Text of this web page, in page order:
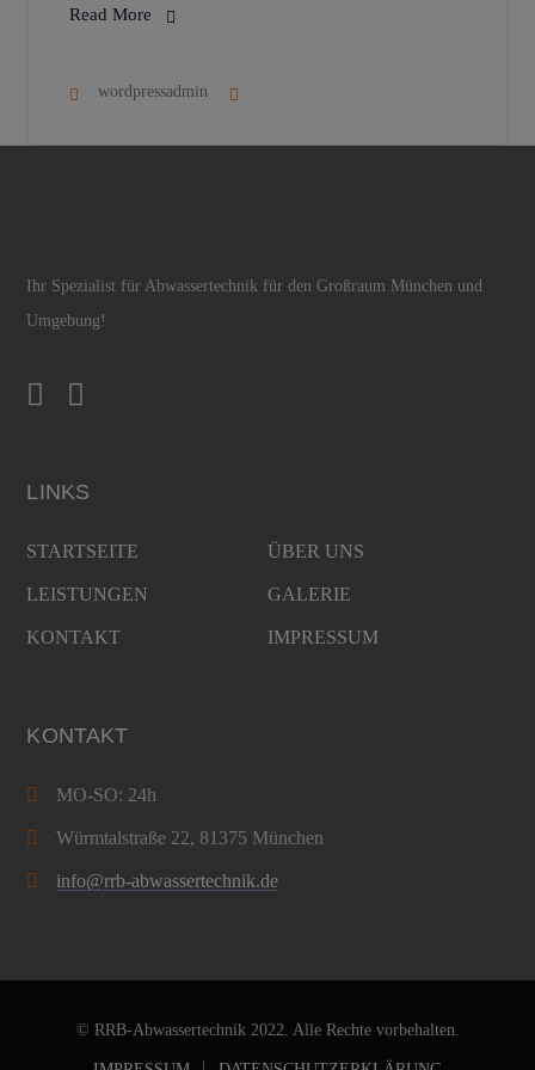
Read More
wordpressadmin
Ihr Spezialist für Abwassertechnik für den Großraum München und
Umgebung!
LINKS
STARTSEITE ÜBER UNS
LEISTUNGEN GALERIE
KONTAKT IMPRESSUM
KONTAKT
MO-SO: 24h
Würmtalstraße 22, 81375 München
info@rrb-abwassertechnik.de
© RRB-Abwassertechnik 2022. Alle Rechte vorbehalten.